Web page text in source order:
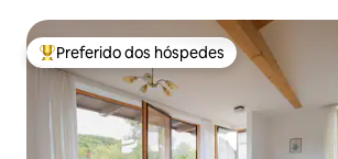
Entre os melhores preferidos dos hóspedes
Preferido dos hóspedes